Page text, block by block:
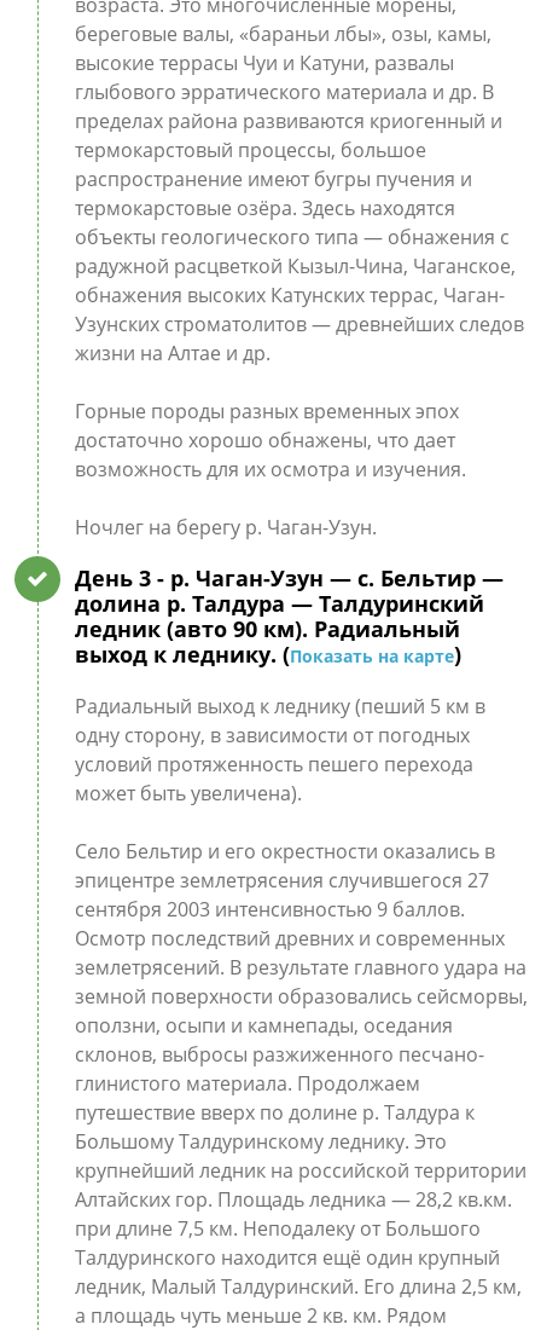
береговые валы, «бараньи лбы», озы, камы,
высокие террасы Чуи и Катуни, развалы
глыбового эрратического материала и др. В
пределах района развиваются криогенный и
термокарстовый процессы, большое
распространение имеют бугры пучения и
термокарстовые озёра. Здесь находятся
объекты геологического типа — обнажения с
радужной расцветкой Кызыл-Чина, Чаганское,
обнажения высоких Катунских террас, Чаган-
Узунских строматолитов — древнейших следов
жизни на Алтае и др.
Горные породы разных временных эпох
достаточно хорошо обнажены, что дает
возможность для их осмотра и изучения.
Ночлег на берегу р. Чаган-Узун.
День 3 - р. Чаган-Узун — с. Бельтир —
долина р. Талдура — Талдуринский
ледник (авто 90 км). Радиальный
выход к леднику. (Показать на карте)
Радиальный выход к леднику (пеший 5 км в
одну сторону, в зависимости от погодных
условий протяженность пешего перехода
может быть увеличена).
Село Бельтир и его окрестности оказались в
эпицентре землетрясения случившегося 27
сентября 2003 интенсивностью 9 баллов.
Осмотр последствий древних и современных
землетрясений. В результате главного удара на
земной поверхности образовались сейсморвы,
оползни, осыпи и камнепады, оседания
склонов, выбросы разжиженного песчано-
глинистого материала. Продолжаем
путешествие вверх по долине р. Талдура к
Большому Талдуринскому леднику. Это
крупнейший ледник на российской территории
Алтайских гор. Площадь ледника — 28,2 кв.км.
при длине 7,5 км. Неподалеку от Большого
Талдуринского находится ещё один крупный
ледник, Малый Талдуринский. Его длина 2,5 км,
а площадь чуть меньше 2 кв. км. Рядом